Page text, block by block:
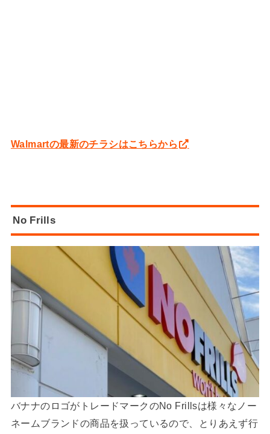
Walmartの最新のチラシはこちらから
No Frills
バナナのロゴがトレードマークのNo Frillsは様々なノー
ネームブランドの商品を扱っているので、とりあえず行